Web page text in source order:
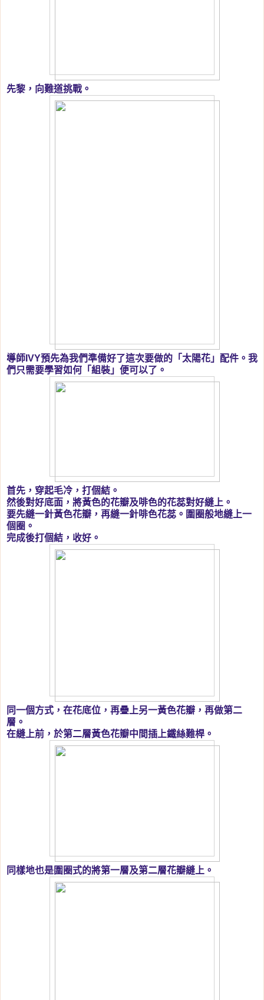
先黎，向難道挑戰。
導師IVY預先為我們準備好了這次要做的「太陽花」配件。我
們只需要學習如何「組裝」便可以了。
首先，穿起毛冷，打個結。
然後對好底面，將黃色的花瓣及啡色的花蕊對好縫上。
要先縫一針黃色花瓣，再縫一針啡色花蕊。圍圈般地縫上一
個圈。
完成後打個結，收好。
同一個方式，在花底位，再疊上另一黃色花瓣，再做第二
層。
在縫上前，於第二層黃色花瓣中間插上鐵絲難桿。
同樣地也是圍圈式的將第一層及第二層花瓣縫上。